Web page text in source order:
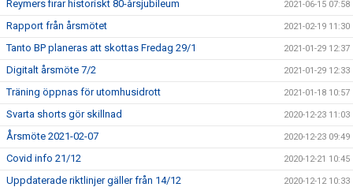
Reymers firar historiskt 80-årsjubileum 2021-06-15 07:58
Rapport från årsmötet 2021-02-19 11:30
Tanto BP planeras att skottas Fredag 29/1 2021-01-29 12:37
Digitalt årsmöte 7/2 2021-01-29 12:33
Träning öppnas för utomhusidrott 2021-01-18 10:57
Svarta shorts gör skillnad 2020-12-23 11:03
Årsmöte 2021-02-07 2020-12-23 09:49
Covid info 21/12 2020-12-21 10:45
Uppdaterade riktlinjer gäller från 14/12 2020-12-12 10:33